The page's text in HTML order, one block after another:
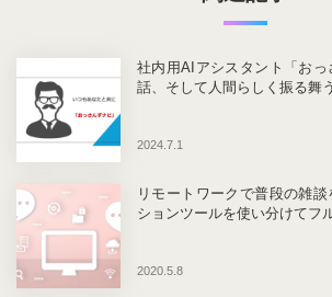
2024.7.1
社内用AIアシスタント「お
話、そして人間らしく振る舞
2020.5.8
リモートワークで普段の雑
ションツールを使い分けてフ